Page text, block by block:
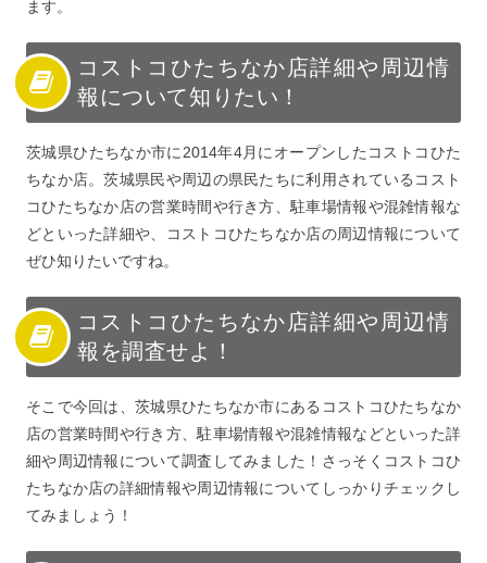
ます。
コストコひたちなか店詳細や周辺情
報について知りたい！
茨城県ひたちなか市に2014年4月にオープンしたコストコひた
ちなか店。茨城県民や周辺の県民たちに利用されているコスト
コひたちなか店の営業時間や行き方、駐車場情報や混雑情報な
どといった詳細や、コストコひたちなか店の周辺情報について
ぜひ知りたいですね。
コストコひたちなか店詳細や周辺情
報を調査せよ！
そこで今回は、茨城県ひたちなか市にあるコストコひたちなか
店の営業時間や行き方、駐車場情報や混雑情報などといった詳
細や周辺情報について調査してみました！さっそくコストコひ
たちなか店の詳細情報や周辺情報についてしっかりチェックし
てみましょう！